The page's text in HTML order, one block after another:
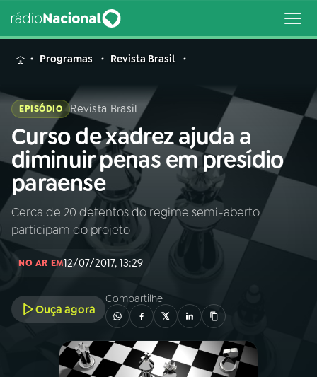
MENU
Buscar
na
Rádio
Nacional
Buscar
AO VIVO
INÍCIO
A RÁDIO
PROGRAMAÇÃO
Programas Revista Brasil
EPISÓDIO Revista Brasil
Curso de xadrez ajuda a
diminuir penas em presídio
paraense
Cerca de 20 detentos do regime semi-aberto
participam do projeto
NO AR EM12/07/2017, 13:29
Ouça agora
Compartilhe